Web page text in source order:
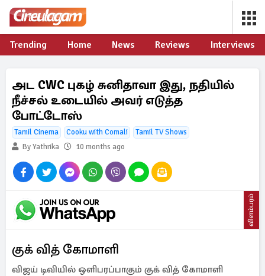
Trending Home News Reviews Interviews
அட CWC புகழ் சுனிதாவா இது, நதியில்
நீச்சல் உடையில் அவர் எடுத்த
போட்டோஸ்
Tamil Cinema Cooku with Comali
Tamil TV Shows
By Yathrika
10 months ago
விளம்பரம்
குக் வித் கோமாளி
விஜய் டிவியில் ஒளிபரப்பாகும் குக் வித் கோமாளி